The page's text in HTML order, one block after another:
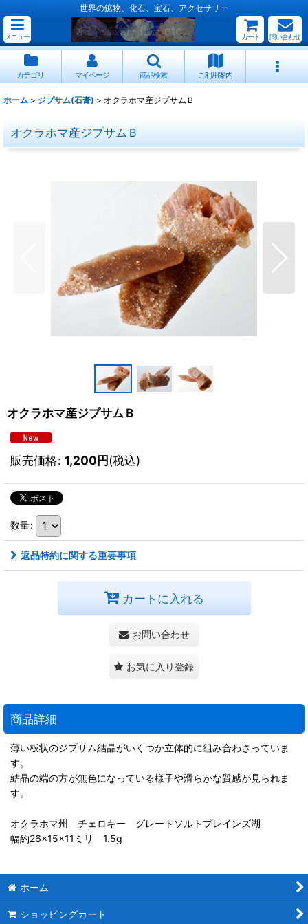
世界の鉱物、化石、宝石、アクセサリー
メニュー カート 問い合わせ
カテゴリ マイページ 商品検索 ご利用案内
ホーム > ジプサム(石膏) > オクラホマ産ジプサムＢ
オクラホマ産ジプサムＢ
オクラホマ産ジプサムＢ
販売価格: 1,200円(税込)
数量:
返品特約に関する重要事項
カートに入れる
お問い合わせ
お気に入り登録
商品詳細
薄い板状のジプサム結晶がいくつか立体的に組み合わさっていま
す。
結晶の端の方が無色になっている様子や滑らかな質感が見られま
す。
オクラホマ州 チェロキー グレートソルトプレインズ湖
幅約26×15×11ミリ 1.5g
ホーム
ショッピングカート